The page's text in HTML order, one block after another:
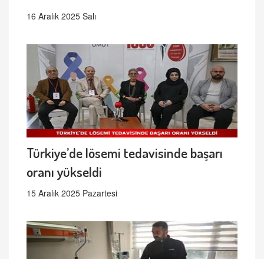
16 Aralık 2025 Salı
Türkiye’de lösemi tedavisinde başarı
oranı yükseldi
15 Aralık 2025 Pazartesi